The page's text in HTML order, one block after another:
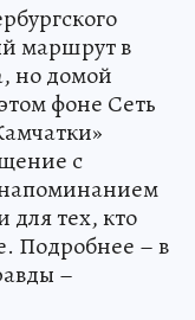
маршрут в
но домой
фоне Сеть
с
для тех, кто
Подробнее – в
–